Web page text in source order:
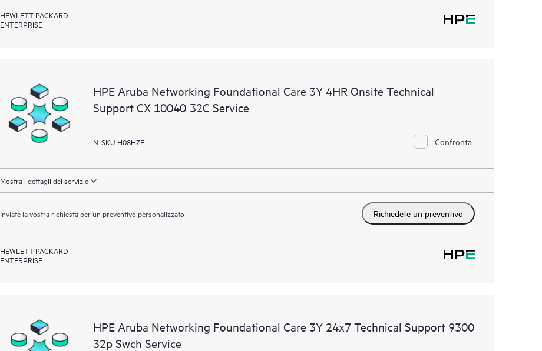
HEWLETT PACKARD
ENTERPRISE
HPE Aruba Networking Foundational Care 3Y 4HR Onsite Technical
Support CX 10040 32C Service
N. SKU H08HZE Confronta
Mostra i dettagli del servizio
Inviate la vostra richiesta per un preventivo personalizzato Richiedete un preventivo
HEWLETT PACKARD
ENTERPRISE
HPE Aruba Networking Foundational Care 3Y 24x7 Technical Support 9300
32p Swch Service